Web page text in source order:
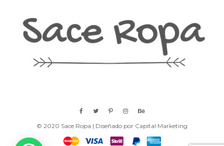
© 2020 Sace Ropa | Diseñado por Capital Marketing